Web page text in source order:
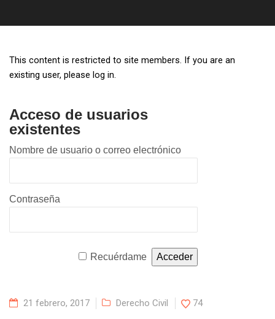
This content is restricted to site members. If you are an
existing user, please log in.
Acceso de usuarios
existentes
Nombre de usuario o correo electrónico
Contraseña
Recuérdame
21 febrero, 2017 Derecho Civil 74